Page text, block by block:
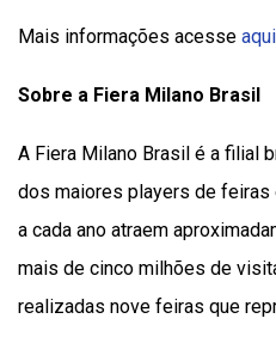
Mais informações acesse aqui
Sobre a Fiera Milano Brasil
A Fiera Milano Brasil é a filial
dos maiores players de
a cada ano atraem
mais de cinco milhões de
realizadas nove feiras que